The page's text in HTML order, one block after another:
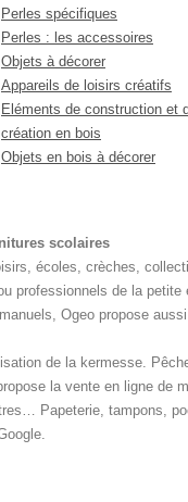
Perles spécifiques
Perles : les accessoires
Objets à décorer
Appareils de loisirs créatifs
Eléments de construction et
création en bois
Objets en bois à décorer
scolaires
écoles, crèches,
professionnels de la
Ogeo propose
de la kermesse.
la vente en ligne
Papeterie, tampons,